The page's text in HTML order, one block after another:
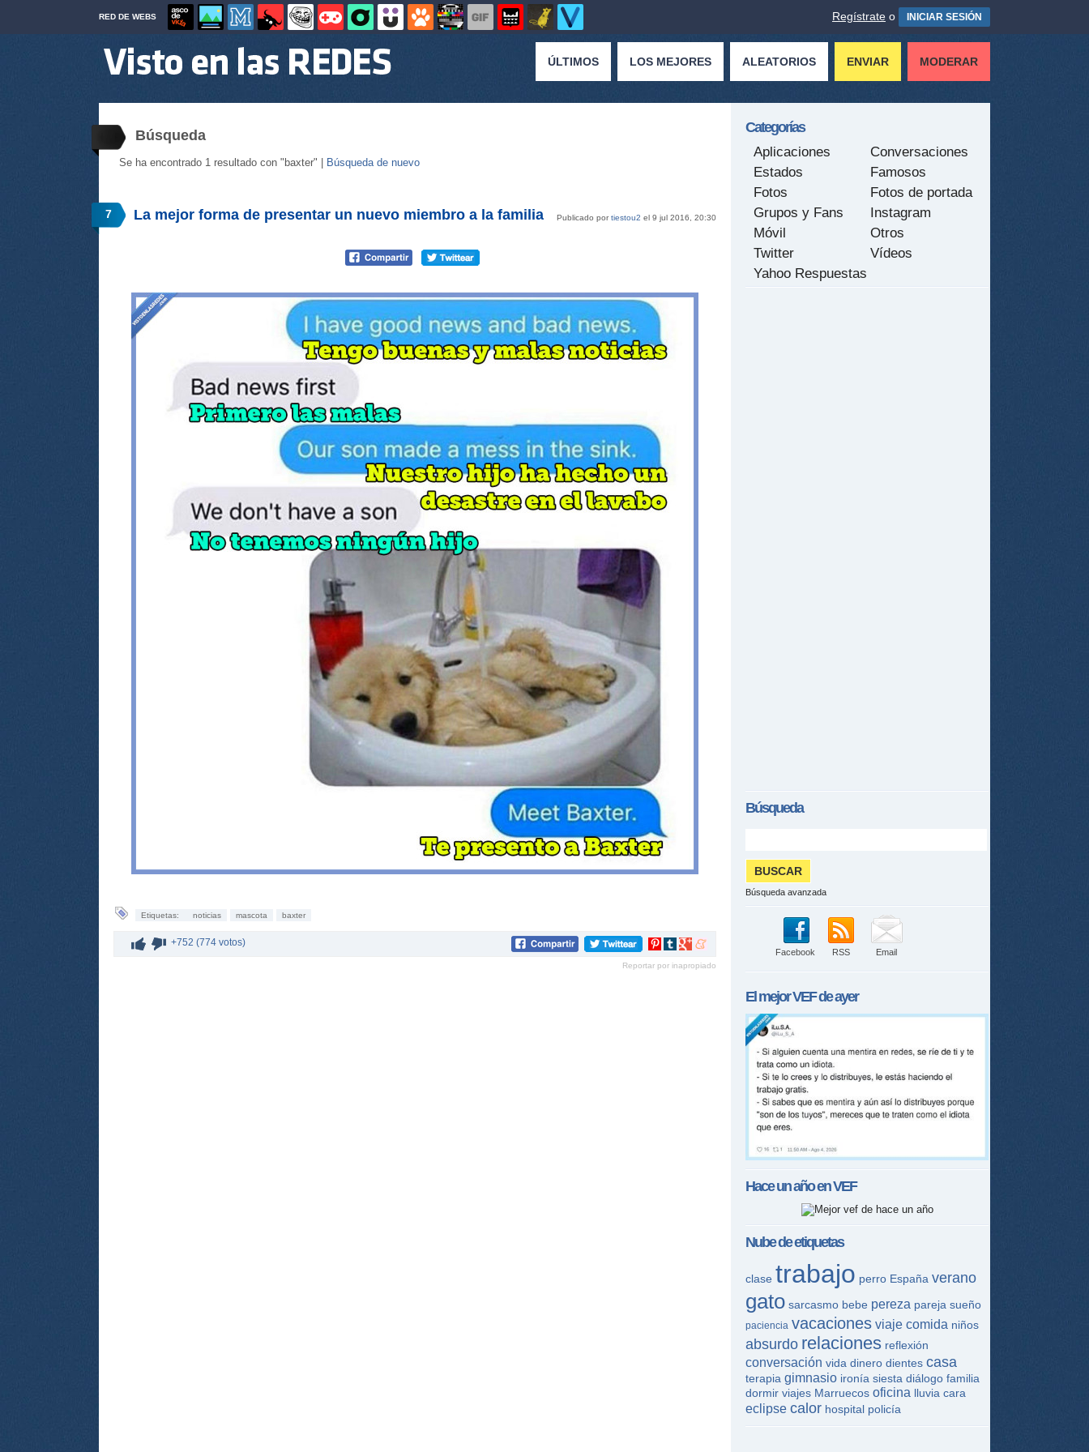
RED DE WEBS Regístrate o INICIAR SESIÓN
ÚLTIMOS LOS MEJORES ALEATORIOS ENVIAR MODERAR
Búsqueda
Se ha encontrado 1 resultado con "baxter" | Búsqueda de nuevo
7 Publicado portiestou2 el 9 jul 2016, 20:30
La mejor forma de presentar un nuevo miembro a la familia
Etiquetas: noticias mascota baxter
+752 (774 votos)
Compartir
Pinterest
Compartir
tumblr
Compartir
Google+
Compartir
meneame
Reportar por inapropiado
Categorías
Aplicaciones
Conversaciones
Estados
Famosos
Fotos
Fotos de portada
Grupos y Fans
Instagram
Móvil
Otros
Twitter
Vídeos
Yahoo Respuestas
Búsqueda
Búsqueda avanzada
Facebook RSS Email
El mejorVEFde ayer
Hace un año enVEF
Nube de etiquetas
clase trabajo perro España verano
gato sarcasmo bebe pereza pareja sueño
paciencia vacaciones viaje comida niños
absurdo relaciones reflexión
conversación vida dinero dientes casa
terapia gimnasio ironía siesta diálogo familia
dormir viajes Marruecos oficina lluvia cara
eclipse calor hospital policía